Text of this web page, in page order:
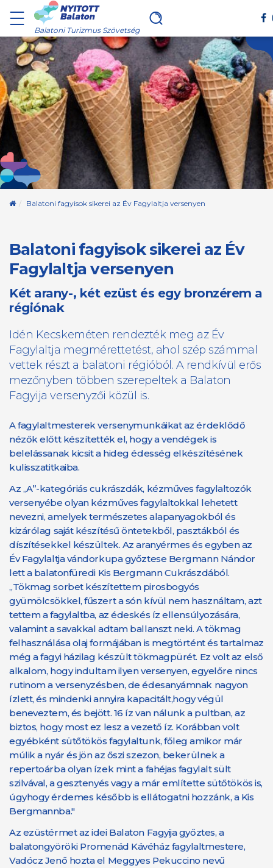
Balatoni Turizmus Szövetség
Kezdőoldal
Balatoni fagyisok sikerei az Év Fagylaltja versenyen
Balatoni fagyisok sikerei az Év
Fagylaltja versenyen
Két arany-, két ezüst és egy bronzérem a
régiónak
Idén Kecskeméten rendezték meg az Év
Fagylaltja megmérettetést, ahol szép számmal
vettek részt a balatoni régióból. A rendkívül erős
mezőnyben többen szerepeltek a Balaton
Fagyija versenyzői közül is.
A fagylaltmesterek versenymunkáikat az érdeklődő
nézők előtt készítették el, hogy a vendégek is
belelássanak kicsit a hideg édesség elkészítésének
kulisszatitkaiba.
Az „A”-kategóriás cukrászdák, kézműves fagylaltozók
versenyébe olyan kézműves fagylaltokkal lehetett
nevezni, amelyek természetes alapanyagokból és
kizárólag saját készítésű öntetekből, pasztákból és
díszítésekkel készültek. Az aranyérmes és egyben az
Év Fagylaltja vándorkupa győztese Bergmann Nándor
lett a balatonfüredi Kis Bergmann Cukrászdából.
„Tökmag sorbet készítettem pirosbogyós
gyümölcsökkel, fűszert a són kívül nem használtam, azt
tettem a fagylaltba, az édeskés íz ellensúlyozására,
valamint a savakkal adtam ballanszt neki. A tökmag
felhasználása olaj formájában is megtörtént és tartalmaz
még a fagyi házilag készült tökmagpürét. Ez volt az első
alkalom, hogy indultam ilyen versenyen, egyelőre nincs
rutinom a versenyzésben, de édesanyámnak nagyon
ízlett, és mindenki annyira kapacitált,hogy végül
beneveztem, és bejött. 16 íz van nálunk a pultban, az
biztos, hogy most ez lesz a vezető íz. Korábban volt
egyébként sütőtökös fagylaltunk, főleg amikor már
múlik a nyár és jön az őszi szezon, bekerülnek a
repertoárba olyan ízek mint a fahéjas fagylalt sült
szilvával, a gesztenyés vagy a már említette sütőtökös is,
úgyhogy érdemes később is ellátogatni hozzánk, a Kis
Bergmannba."
Az ezüstérmet az idei Balaton Fagyija győztes, a
balatongyöröki Promenád Kávéház fagylaltmestere,
Vadócz Jenő hozta el Meggyes Pekuccino nevű